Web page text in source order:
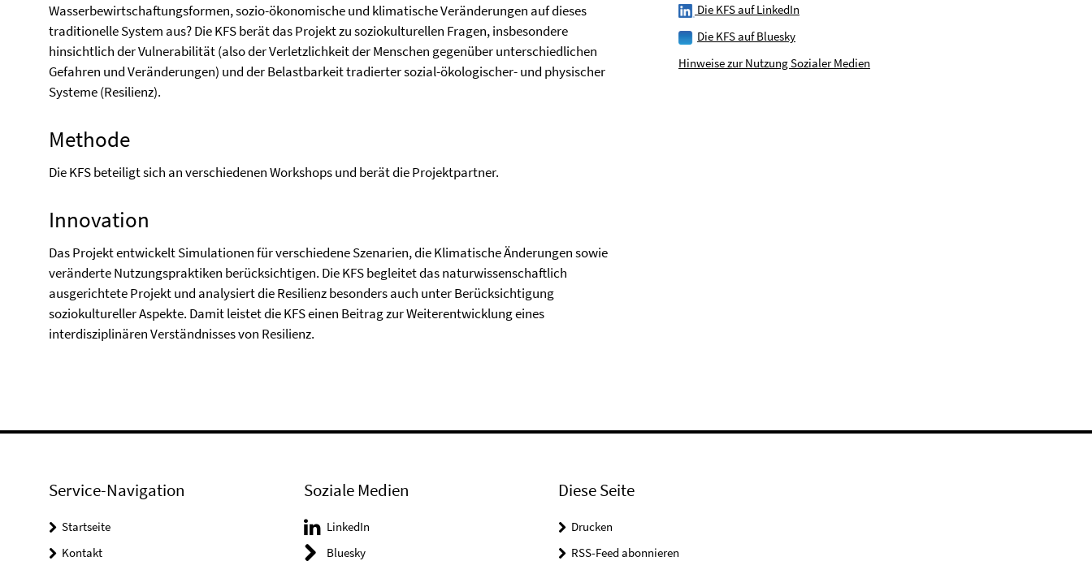
Wasserbewirtschaftungsformen, sozio-ökonomische und klimatische Veränderungen auf dieses
traditionelle System aus? Die KFS berät das Projekt zu soziokulturellen Fragen, insbesondere
hinsichtlich der Vulnerabilität (also der Verletzlichkeit der Menschen gegenüber unterschiedlichen
Gefahren und Veränderungen) und der Belastbarkeit tradierter sozial-ökologischer- und physischer
Systeme (Resilienz).
Methode
Die KFS beteiligt sich an verschiedenen Workshops und berät die Projektpartner.
Innovation
Das Projekt entwickelt Simulationen für verschiedene Szenarien, die Klimatische Änderungen sowie
veränderte Nutzungspraktiken berücksichtigen. Die KFS begleitet das naturwissenschaftlich
ausgerichtete Projekt und analysiert die Resilienz besonders auch unter Berücksichtigung
soziokultureller Aspekte. Damit leistet die KFS einen Beitrag zur Weiterentwicklung eines
interdisziplinären Verständnisses von Resilienz.
Die KFS auf LinkedIn
Die KFS auf Bluesky
Hinweise zur Nutzung Sozialer Medien
Service-Navigation
Startseite
Kontakt
Soziale Medien
LinkedIn
Bluesky
Diese Seite
Drucken
RSS-Feed abonnieren